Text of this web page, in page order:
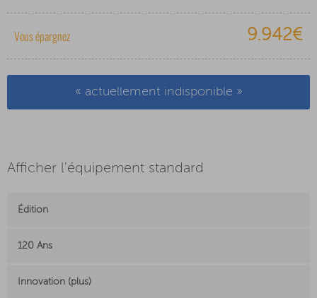
Vous épargnez 9.942€
« actuellement indisponible »
Afficher l'équipement standard
Édition
120 Ans
Innovation (plus)